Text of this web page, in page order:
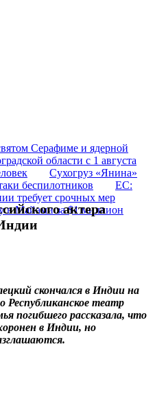
Серафиме и ядерной
области с 1 августа
Сухогруз «Янина»
беспилотников
ЕС:
требует срочных мер
в Майами за $1 миллион
актера
скончался в Индии на
Республиканское театр
погибшего рассказала, что
в Индии, но